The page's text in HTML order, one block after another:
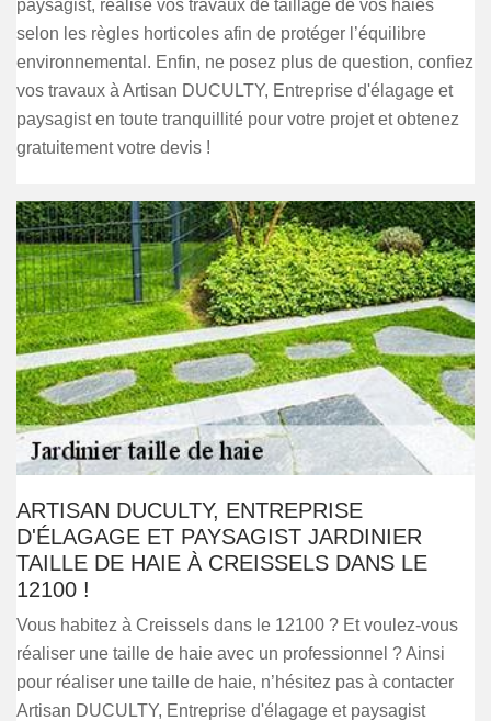
paysagist, réalise vos travaux de taillage de vos haies
selon les règles horticoles afin de protéger l’équilibre
environnemental. Enfin, ne posez plus de question, confiez
vos travaux à Artisan DUCULTY, Entreprise d'élagage et
paysagist en toute tranquillité pour votre projet et obtenez
gratuitement votre devis !
ARTISAN DUCULTY, ENTREPRISE
D'ÉLAGAGE ET PAYSAGIST JARDINIER
TAILLE DE HAIE À CREISSELS DANS LE
12100 !
Vous habitez à Creissels dans le 12100 ? Et voulez-vous
réaliser une taille de haie avec un professionnel ? Ainsi
pour réaliser une taille de haie, n’hésitez pas à contacter
Artisan DUCULTY, Entreprise d'élagage et paysagist